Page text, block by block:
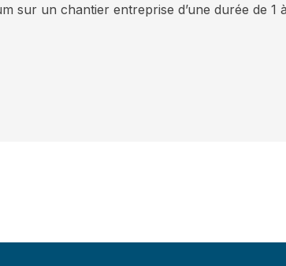
sur un chantier entreprise d’une durée de